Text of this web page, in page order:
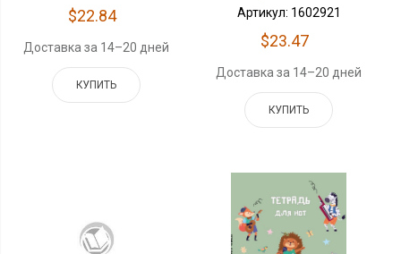
$22.84
Доставка за 14–20 дней
КУПИТЬ
Артикул: 1602921
$23.47
Доставка за 14–20 дней
КУПИТЬ